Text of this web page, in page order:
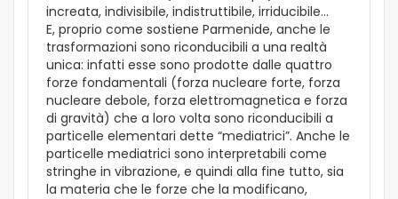
increata, indivisibile, indistruttibile, irriducibile…
E, proprio come sostiene Parmenide, anche le
trasformazioni sono riconducibili a una realtà
unica: infatti esse sono prodotte dalle quattro
forze fondamentali (forza nucleare forte, forza
nucleare debole, forza elettromagnetica e forza
di gravità) che a loro volta sono riconducibili a
particelle elementari dette “mediatrici”. Anche le
particelle mediatrici sono interpretabili come
stringhe in vibrazione, e quindi alla fine tutto, sia
la materia che le forze che la modificano,